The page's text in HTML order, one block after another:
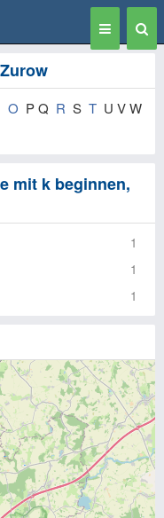
Toggle
navigation
O P Q R S T U V W
mit k beginnen,
1
1
1